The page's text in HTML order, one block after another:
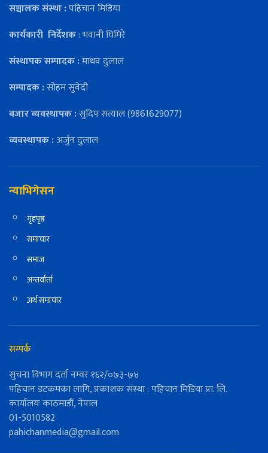
सञ्चालक संस्था :पहिचान मिडिया
कार्यकारी निर्देशक: भवानी घिमिरे
संस्थापक सम्पादक :माधव दुलाल
सम्पादक :सोहम सुवेदी
बजार ब्यवस्थापक :सुदिप सत्याल (9861629077)
व्यवस्थापक :अर्जुन दुलाल
न्याभिगेसन
गृहपृष्ठ
समाचार
समाज
अन्तर्वार्ता
अर्थ समाचार
सम्पर्क
सुचना विभाग दर्ता नम्वर १६२/०७३-७४
पहिचान डटकमका लागि, प्रकाशक संस्था : पहिचान मिडिया प्रा. लि.
कार्यालयः काठमाडौं, नेपाल
01-5010582
pahichanmedia@gmail.com